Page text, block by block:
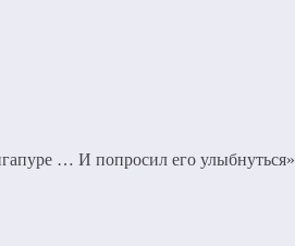
… И попросил его улыбнуться»